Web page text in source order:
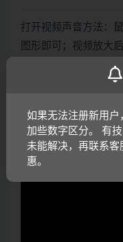
打开视频声音方法：
图形即可；视频放大
击“进入哔哩哔哩，观
如果无法注册新用
加些数字区分。 有
未能解决，再联系
惠。